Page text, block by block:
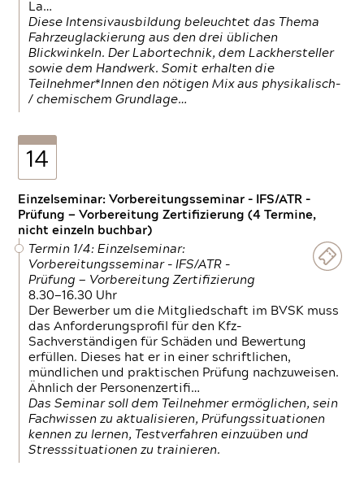
La…
Diese Intensivausbildung beleuchtet das Thema
Fahrzeuglackierung aus den drei üblichen
Blickwinkeln. Der Labortechnik, dem Lackhersteller
sowie dem Handwerk. Somit erhalten die
Teilnehmer*Innen den nötigen Mix aus physikalisch-
/ chemischem Grundlage…
14
Einzelseminar: Vorbereitungsseminar - IFS/ATR -
Prüfung — Vorbereitung Zertifizierung (4 Termine,
nicht einzeln buchbar)
Termin 1/4: Einzelseminar:
Vorbereitungsseminar - IFS/ATR -
Prüfung — Vorbereitung Zertifizierung
8.30—16.30 Uhr
Der Bewerber um die Mitgliedschaft im BVSK muss
das Anforderungsprofil für den Kfz-
Sachverständigen für Schäden und Bewertung
erfüllen. Dieses hat er in einer schriftlichen,
mündlichen und praktischen Prüfung nachzuweisen.
Ähnlich der Personenzertifi…
Das Seminar soll dem Teilnehmer ermöglichen, sein
Fachwissen zu aktualisieren, Prüfungssituationen
kennen zu lernen, Testverfahren einzuüben und
Stresssituationen zu trainieren.